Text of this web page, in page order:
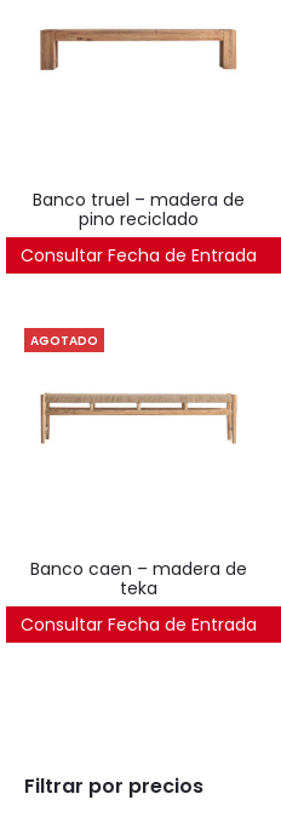
banco truel – madera de
pino reciclado
522€
Consultar Fecha de Entrada
AGOTADO
banco caen – madera de
teka
599€
Consultar Fecha de Entrada
Filtrar por precios